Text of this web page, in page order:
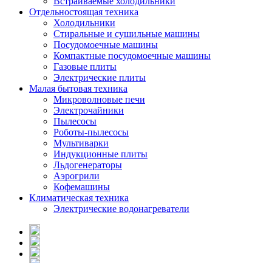
Отдельностоящая техника
Холодильники
Стиральные и сушильные машины
Посудомоечные машины
Компактные посудомоечные машины
Газовые плиты
Электрические плиты
Малая бытовая техника
Микроволновые печи
Электрочайники
Пылесосы
Роботы-пылесосы
Мультиварки
Индукционные плиты
Льдогенераторы
Аэрогрили
Кофемашины
Климатическая техника
Электрические водонагреватели